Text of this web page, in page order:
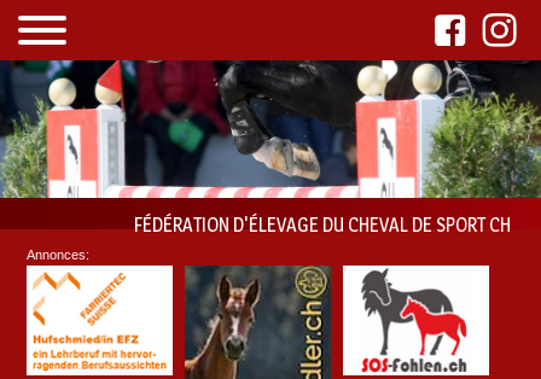
FÉDÉRATION D'ÉLEVAGE DU CHEVAL DE SPORT CH
Annonces: